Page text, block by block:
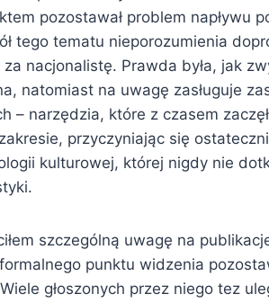
pozostawał problem napływu
tego tematu nieporozumienia
nacjonalistę. Prawda była, jak
natomiast na uwagę zasługuje
– narzędzia, które z czasem
przyczyniając się
kulturowej, której nigdy nie
szczególną uwagę na
punktu widzenia
głoszonych przez niego tez